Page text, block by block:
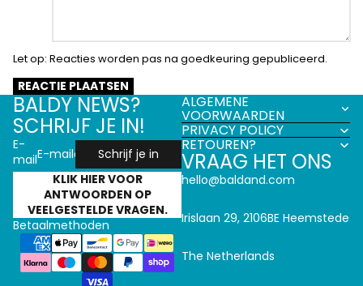
Let op: Reacties worden pas na goedkeuring gepubliceerd.
REACTIE PLAATSEN
BALDY NEWS?
SCHRIJF JE IN!
E-
mail
Schrijf je in
KLIK HIER VOOR
ANTWOORDEN OP
VEELGESTELDE VRAGEN.
Betaalmethoden
ALGEMENE
VOORWAARDEN
PRIVACY POLICY
RETOUREN?
VRAAG HET ONS
hello@baldand.com
Irislaan 29, 2106BE Heemstede
The Netherlands